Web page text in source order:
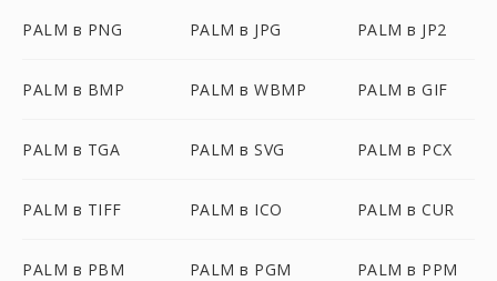
PALM в PNG PALM в JPG PALM в JP2
PALM в BMP PALM в WBMP PALM в GIF
PALM в TGA PALM в SVG PALM в PCX
PALM в TIFF PALM в ICO PALM в CUR
PALM в PBM PALM в PGM PALM в PPM